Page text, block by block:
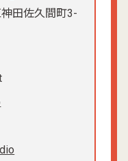
田佐久間町3-